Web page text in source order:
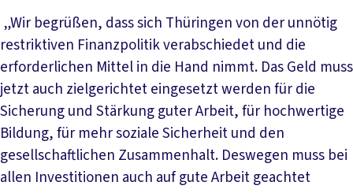
„Wir begrüßen, dass sich Thüringen von der unnötig
restriktiven Finanzpolitik verabschiedet und die
erforderlichen Mittel in die Hand nimmt. Das Geld muss
jetzt auch zielgerichtet eingesetzt werden für die
Sicherung und Stärkung guter Arbeit, für hochwertige
Bildung, für mehr soziale Sicherheit und den
gesellschaftlichen Zusammenhalt. Deswegen muss bei
allen Investitionen auch auf gute Arbeit geachtet